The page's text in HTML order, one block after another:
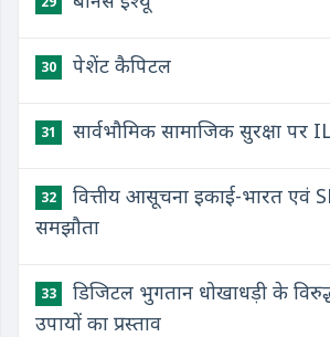
30 पेशेंट कैपिटल
31 सार्वभौमिक सामाजिक सुरक्षा पर
32
वित्तीय आसूचना इकाई-भारत एवं
समझौता
33
डिजिटल भुगतान धोखाधड़ी के
उपायों का प्रस्ताव